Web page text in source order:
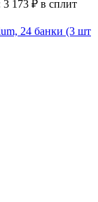
3 173 ₽ в сплит
24 банки (3 шт